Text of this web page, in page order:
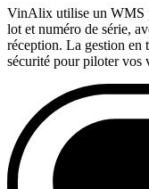
VinAlix utilise un WMS
lot et numéro de série,
réception. La gestion en
sécurité pour piloter vos